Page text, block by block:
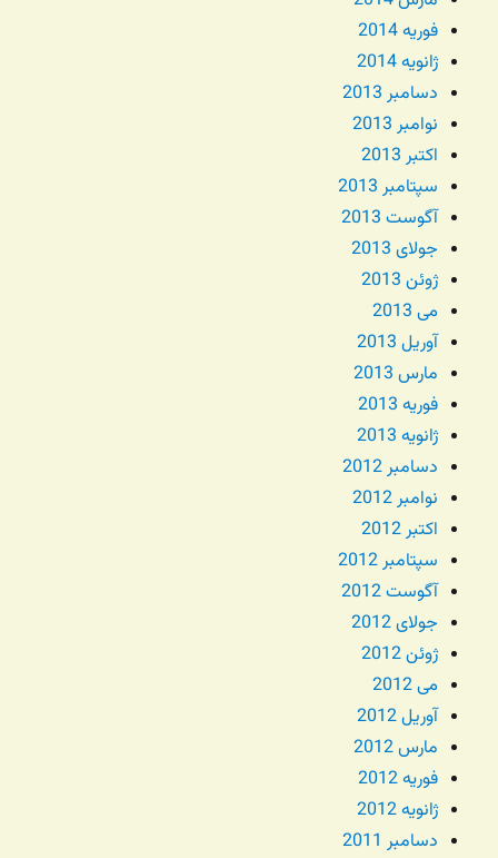
فوریه 2014
ژانویه 2014
دسامبر 2013
نوامبر 2013
اکتبر 2013
سپتامبر 2013
آگوست 2013
جولای 2013
ژوئن 2013
می 2013
آوریل 2013
مارس 2013
فوریه 2013
ژانویه 2013
دسامبر 2012
نوامبر 2012
اکتبر 2012
سپتامبر 2012
آگوست 2012
جولای 2012
ژوئن 2012
می 2012
آوریل 2012
مارس 2012
فوریه 2012
ژانویه 2012
دسامبر 2011